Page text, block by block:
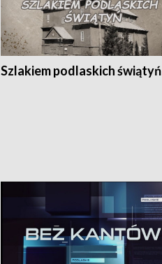
Szlakiem podlaskich świątyń